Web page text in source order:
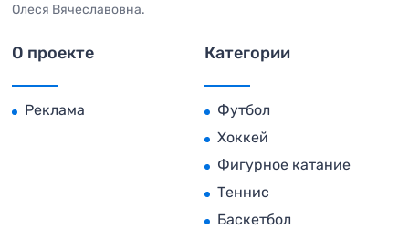
Олеся Вячеславовна.
О проекте
Реклама
Категории
Футбол
Хоккей
Фигурное катание
Теннис
Баскетбол